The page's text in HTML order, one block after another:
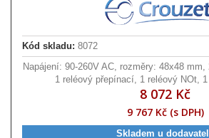
Kód skladu: 8072
Napájení: 90-260V AC, rozměry: 48x48
1 reléový přepínací, 1 reléový NOt,
8 072 Kč
9 767 Kč (s DPH)
Skladem u